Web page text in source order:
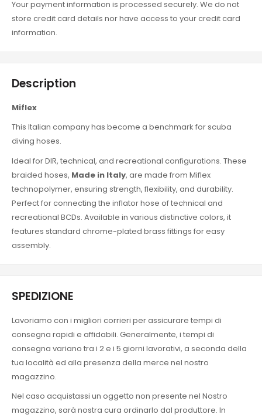
Your payment information is processed securely. We do not
store credit card details nor have access to your credit card
information.
Description
Miflex
This Italian company has become a benchmark for scuba
diving hoses.
Ideal for DIR, technical, and recreational configurations. These
braided hoses, Made in Italy, are made from Miflex
technopolymer, ensuring strength, flexibility, and durability.
Perfect for connecting the inflator hose of technical and
recreational BCDs. Available in various distinctive colors, it
features standard chrome-plated brass fittings for easy
assembly.
SPEDIZIONE
Lavoriamo con i migliori corrieri per assicurare tempi di
consegna rapidi e affidabili. Generalmente, i tempi di
consegna variano tra i 2 e i 5 giorni lavorativi, a seconda della
tua località ed alla presenza della merce nel nostro
magazzino.
Nel caso acquistassi un oggetto non presente nel Nostro
magazzino, sarà nostra cura ordinarlo dal produttore. In